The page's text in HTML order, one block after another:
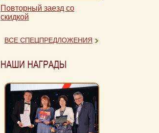
Повторный заезд со
скидкой
ВСЕ СПЕЦПРЕДЛОЖЕНИЯ
НАШИ НАГРАДЫ